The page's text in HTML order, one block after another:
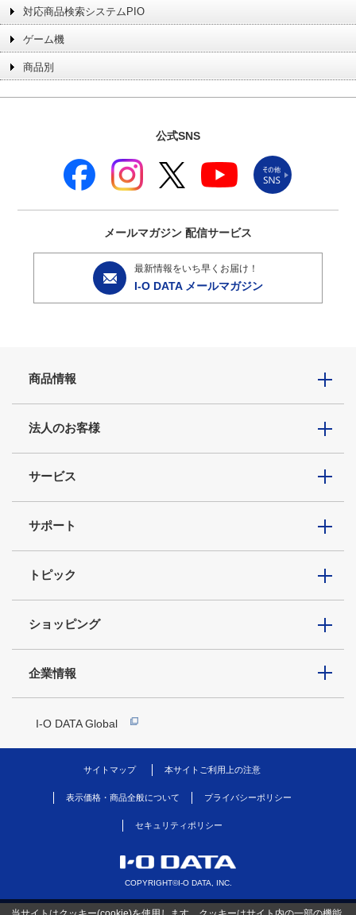
対応商品検索システムPIO
ゲーム機
商品別
公式SNS
メールマガジン 配信サービス
最新情報をいち早くお届け！
I-O DATA メールマガジン
商品情報
法人のお客様
サービス
サポート
トピック
ショッピング
企業情報
I-O DATA Global
サイトマップ 本サイトご利用上の注意
表示価格・商品全般について プライバシーポリシー
セキュリティポリシー
COPYRIGHT©I-O DATA, INC.